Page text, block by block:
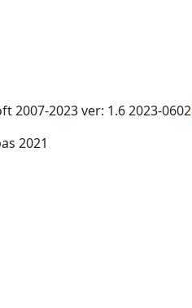
2007-2023 ver: 1.6 2023-0602
2021